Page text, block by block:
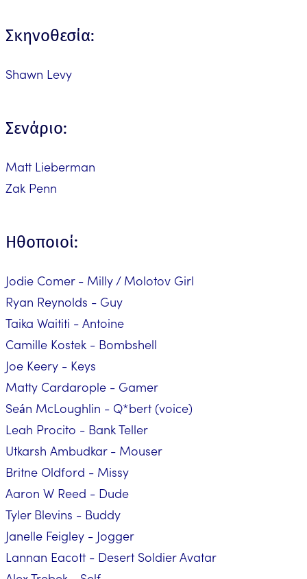
Σκηνοθεσία:
Shawn Levy
Σενάριο:
Matt Lieberman
Zak Penn
Ηθοποιοί:
Jodie Comer - Milly / Molotov Girl
Ryan Reynolds - Guy
Taika Waititi - Antoine
Camille Kostek - Bombshell
Joe Keery - Keys
Matty Cardarople - Gamer
Seán McLoughlin - Q*bert (voice)
Leah Procito - Bank Teller
Utkarsh Ambudkar - Mouser
Britne Oldford - Missy
Aaron W Reed - Dude
Tyler Blevins - Buddy
Janelle Feigley - Jogger
Lannan Eacott - Desert Soldier Avatar